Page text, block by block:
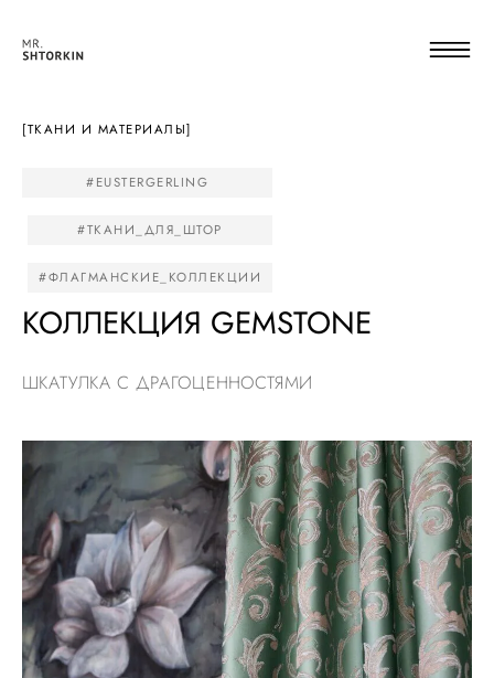
[ТКАНИ И МАТЕРИАЛЫ]
#EUSTERGERLING
#ТКАНИ_ДЛЯ_ШТОР
#ФЛАГМАНСКИЕ_КОЛЛЕКЦИИ
КОЛЛЕКЦИЯ GEMSTONE
ШКАТУЛКА С ДРАГОЦЕННОСТЯМИ